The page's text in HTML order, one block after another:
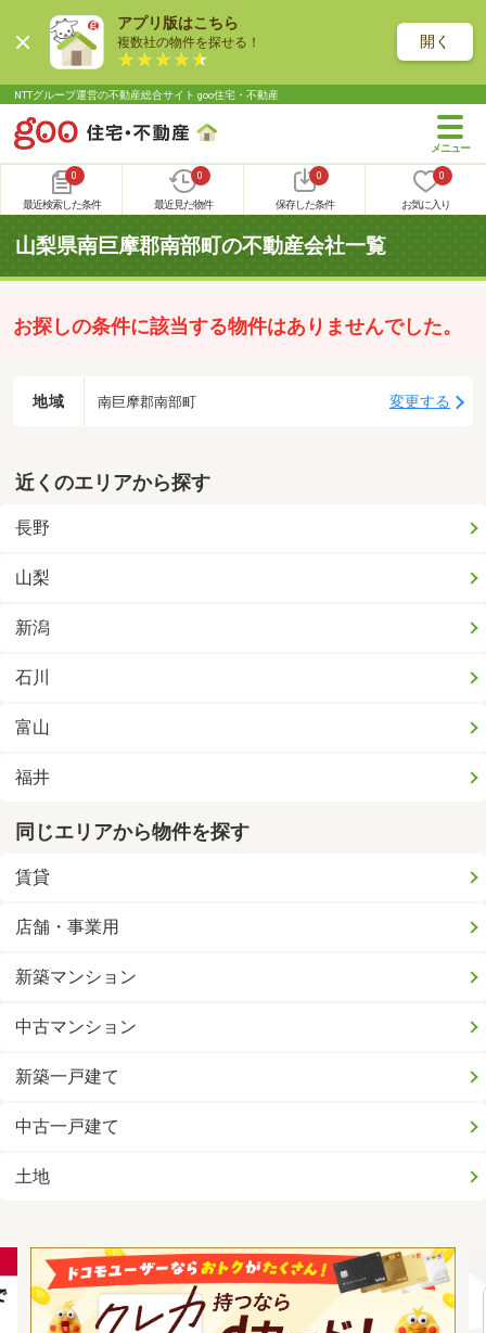
アプリ版はこちら
複数社の物件を探せる！ 開く
NTTグループ運営の不動産総合サイト goo住宅・不動産
0
最近検索した条件
0
最近見た物件
0
保存した条件
0
お気に入り
山梨県南巨摩郡南部町の不動産会社一覧
お探しの条件に該当する物件はありませんでした。
地域 南巨摩郡南部町 変更する
近くのエリアから探す
長野
山梨
新潟
石川
富山
福井
同じエリアから物件を探す
賃貸
店舗・事業用
新築マンション
中古マンション
新築一戸建て
中古一戸建て
土地